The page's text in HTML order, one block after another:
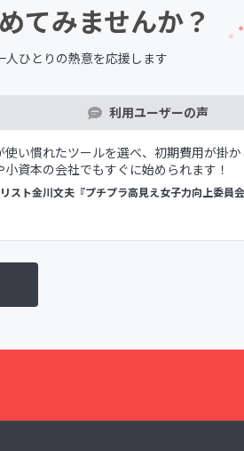
てみませんか？
人ひとりの熱意を応援します
利用ユーザーの声
使い慣れたツールを選べ、初期費用が掛か
小資本の会社でもすぐに始められます！
スト金川文夫『プチプラ高見え女子力向上委員会